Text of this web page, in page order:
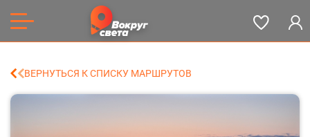
ВЕРНУТЬСЯ К СПИСКУ МАРШРУТОВ